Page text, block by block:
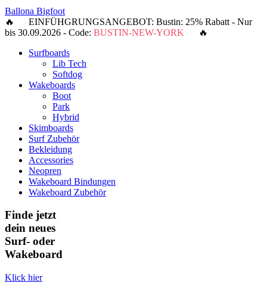
Ballona Bigfoot
🔥 EINFÜHGRUNGSANGEBOT: Bustin: 25% Rabatt - Nur
bis 30.09.2026 - Code: BUSTIN-NEW-YORK 🔥
Surfboards
Lib Tech
Softdog
Wakeboards
Boot
Park
Hybrid
Skimboards
Surf Zubehör
Bekleidung
Accessories
Neopren
Wakeboard Bindungen
Wakeboard Zubehör
Finde jetzt
dein neues
Surf- oder
Wakeboard
Klick hier